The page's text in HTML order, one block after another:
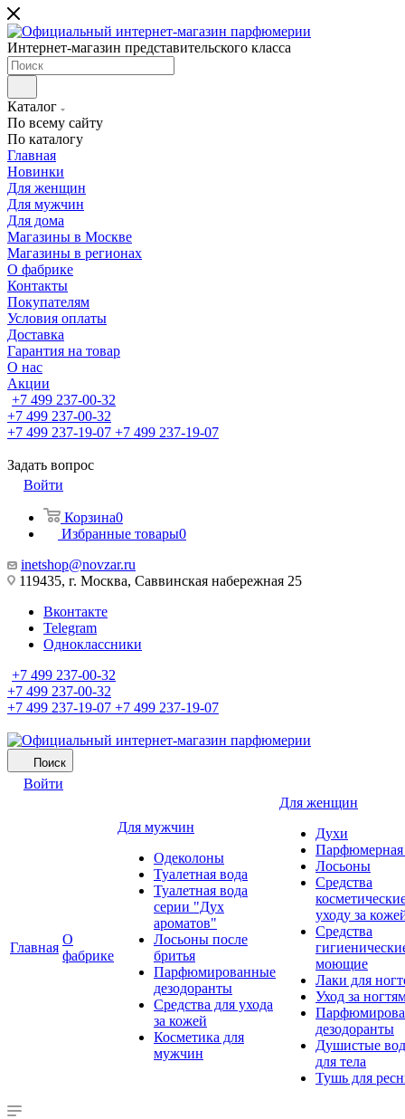
Интернет-магазин представительского класса
Каталог
По всему сайту
По каталогу
Главная
Новинки
Для женщин
Для мужчин
Для дома
Магазины в Москве
Магазины в регионах
О фабрике
Контакты
Покупателям
Условия оплаты
Доставка
Гарантия на товар
О нас
Акции
+7 499 237-00-32
+7 499 237-00-32
+7 499 237-19-07 +7 499 237-19-07
Задать вопрос
Войти
Корзина0
Избранные товары0
inetshop@novzar.ru
119435, г. Москва, Саввинская набережная 25
Вконтакте
Telegram
Одноклассники
+7 499 237-00-32
+7 499 237-00-32
+7 499 237-19-07 +7 499 237-19-07
Поиск
Войти
Главная
О
фабрике
Для мужчин
Одеколоны
Туалетная вода
Туалетная вода
серии "Дух
ароматов"
Лосьоны после
бритья
Парфюмированные
дезодоранты
Средства для ухода
за кожей
Косметика для
мужчин
Для женщин
Духи
Парфюмерная
Лосьоны
Средства
уходу за
Средства
моющие
Лаки для
Уход за
дезодоранты
Душистые
для тела
Тушь для